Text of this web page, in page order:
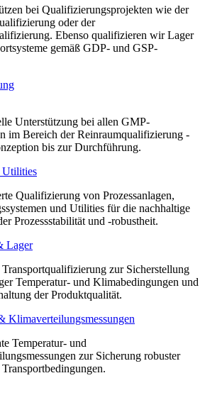
bei Qualifizierungsprojekten wie der
oder der
Ebenso qualifizieren wir Lager
gemäß GDP- und GSP-
Unterstützung bei allen GMP-
im Bereich der Reinraumqualifizierung -
bis zur Durchführung.
Qualifizierung von Prozessanlagen,
und Utilities für die nachhaltige
Prozessstabilität und -robustheit.
Lager
zur Sicherstellung
Temperatur- und Klimabedingungen und
der Produktqualität.
Klimaverteilungsmessungen
Temperatur- und
zur Sicherung robuster